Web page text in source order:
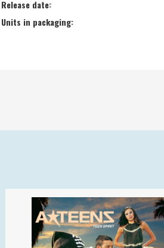
Release date:
Units in packaging: